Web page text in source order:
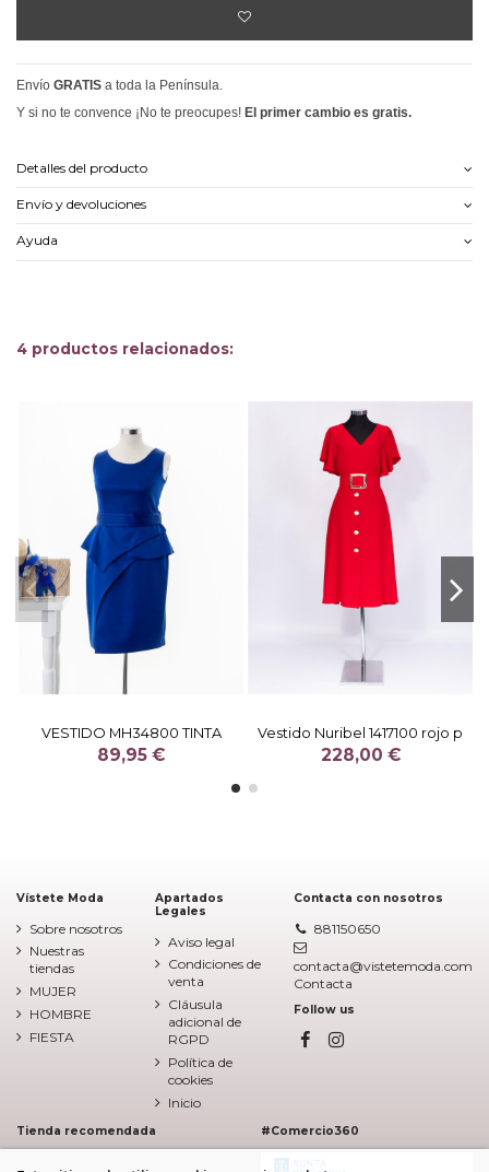
Envío GRATIS a toda la Península.
Y si no te convence ¡No te preocupes! El primer cambio es gratis.
Detalles del producto
Envío y devoluciones
Ayuda
4 productos relacionados:
VESTIDO MH34800 TINTA
89,95 €
Vestido Nuribel 1417100 rojo p
228,00 €
Vístete Moda
Sobre nosotros
Nuestras
tiendas
MUJER
HOMBRE
FIESTA
Apartados
Legales
Aviso legal
Condiciones de
venta
Cláusula
adicional de
RGPD
Política de
cookies
Inicio
Contacta con nosotros
881150650
contacta@vistetemoda.com
Contacta
Follow us
Tienda recomendada #Comercio360